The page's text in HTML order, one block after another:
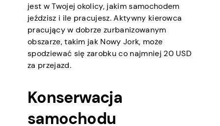
jest w Twojej okolicy, jakim samochodem
jeździsz i ile pracujesz. Aktywny kierowca
pracujący w dobrze zurbanizowanym
obszarze, takim jak Nowy Jork, może
spodziewać się zarobku co najmniej 20 USD
za przejazd.
Konserwacja
samochodu